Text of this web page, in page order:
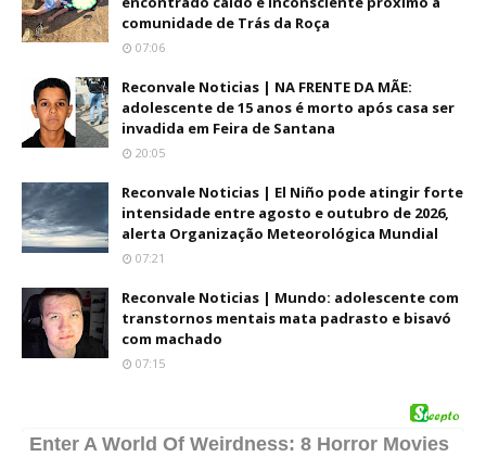
comunidade de Trás da Roça
07:06
Reconvale Noticias | NA FRENTE DA MÃE:
adolescente de 15 anos é morto após casa ser
invadida em Feira de Santana
20:05
Reconvale Noticias | El Niño pode atingir forte
intensidade entre agosto e outubro de 2026,
alerta Organização Meteorológica Mundial
07:21
Reconvale Noticias | Mundo: adolescente com
transtornos mentais mata padrasto e bisavó
com machado
07:15